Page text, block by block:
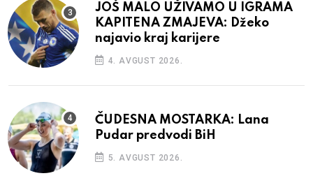
JOŠ MALO UŽIVAMO U IGRAMA
KAPITENA ZMAJEVA: Džeko
najavio kraj karijere
4. AVGUST 2026.
ČUDESNA MOSTARKA: Lana
Pudar predvodi BiH
5. AVGUST 2026.